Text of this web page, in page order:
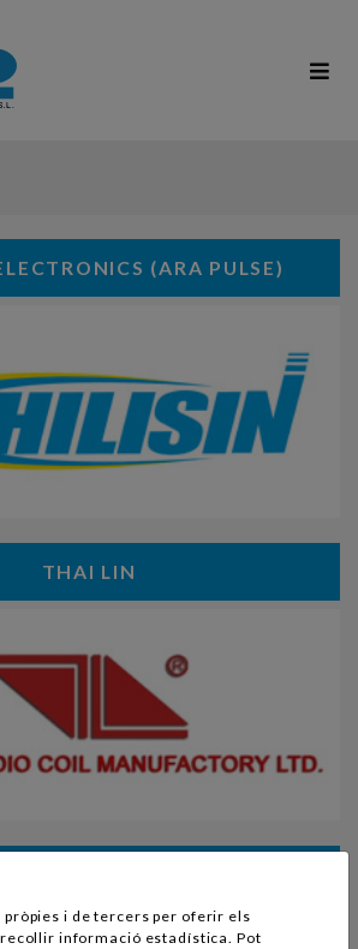
(ARA PULSE)
THAI LIN
i de tercers per oferir els
informació estadística. Pot